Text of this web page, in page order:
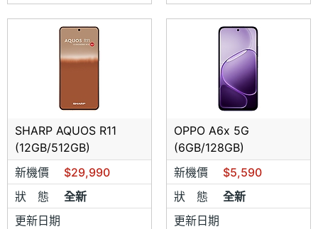
SHARP AQUOS R11
(12GB/512GB)
新機價
$29,990
狀 態
全新
更新日期
OPPO A6x 5G
(6GB/128GB)
新機價
$5,590
狀 態
全新
更新日期